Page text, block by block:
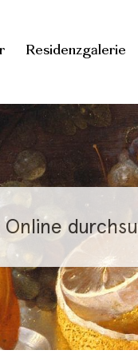
Residenzgalerie